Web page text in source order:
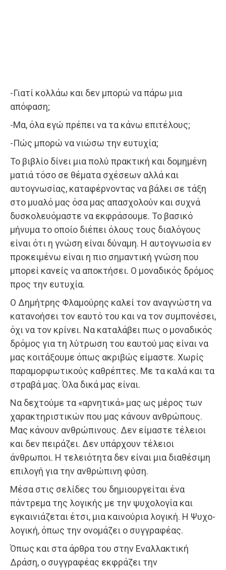
-Γιατί κολλάω και δεν μπορώ να πάρω μια
απόφαση;
-Μα, όλα εγώ πρέπει να τα κάνω επιτέλους;
-Πώς μπορώ να νιώσω την ευτυχία;
Το βιβλίο δίνει μια πολύ πρακτική και δομημένη
ματιά τόσο σε θέματα σχέσεων αλλά και
αυτογνωσίας, καταφέρνοντας να βάλει σε τάξη
στο μυαλό μας όσα μας απασχολούν και συχνά
δυσκολευόμαστε να εκφράσουμε. Το βασικό
μήνυμα το οποίο διέπει όλους τους διαλόγους
είναι ότι η γνώση είναι δύναμη. Η αυτογνωσία εν
προκειμένω είναι η πιο σημαντική γνώση που
μπορεί κανείς να αποκτήσει. Ο μοναδικός δρόμος
προς την ευτυχία.
Ο Δημήτρης Φλαμούρης καλεί τον αναγνώστη να
κατανοήσει τον εαυτό του και να τον συμπονέσει,
όχι να τον κρίνει. Να καταλάβει πως ο μοναδικός
δρόμος για τη λύτρωση του εαυτού μας είναι να
μας κοιτάξουμε όπως ακριβώς είμαστε. Χωρίς
παραμορφωτικούς καθρέπτες. Με τα καλά και τα
στραβά μας. Όλα δικά μας είναι.
Να δεχτούμε τα «αρνητικά» μας ως μέρος των
χαρακτηριστικών που μας κάνουν ανθρώπους.
Μας κάνουν ανθρώπινους. Δεν είμαστε τέλειοι
και δεν πειράζει. Δεν υπάρχουν τέλειοι
άνθρωποι. Η τελειότητα δεν είναι μια διαθέσιμη
επιλογή για την ανθρώπινη φύση.
Μέσα στις σελίδες του δημιουργείται ένα
πάντρεμα της λογικής με την ψυχολογία και
εγκαινιάζεται έτσι, μια καινούρια λογική. Η Ψυχο-
λογική, όπως την ονομάζει ο συγγραφέας.
Όπως και στα άρθρα του στην Εναλλακτική
Δράση, ο συγγραφέας εκφράζει την